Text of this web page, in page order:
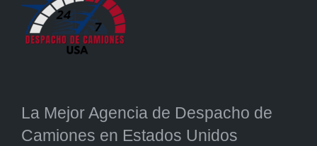
La Mejor Agencia de Despacho de
Camiones en Estados Unidos